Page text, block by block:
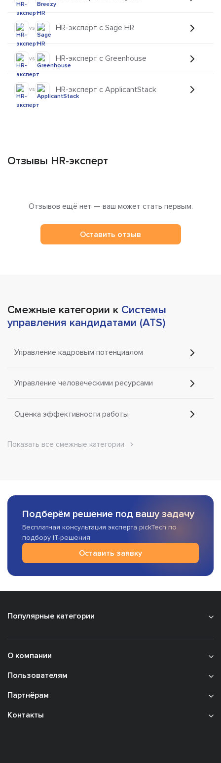
vs HR-эксперт с Sage HR
vs HR-эксперт с Greenhouse
vs HR-эксперт с ApplicantStack
Отзывы HR-эксперт
Отзывов ещё нет — ваш может стать первым.
Оставить отзыв
Смежные категории к Системы
управления кандидатами (ATS)
Управление кадровым потенциалом
Управление человеческими ресурсами
Оценка эффективности работы
Показать все смежные категории
Подберём решение под вашу задачу
Бесплатная консультация эксперта pickTech по
подбору IT-решения
Оставить заявку
Популярные категории
О компании
Пользователям
Партнёрам
Контакты